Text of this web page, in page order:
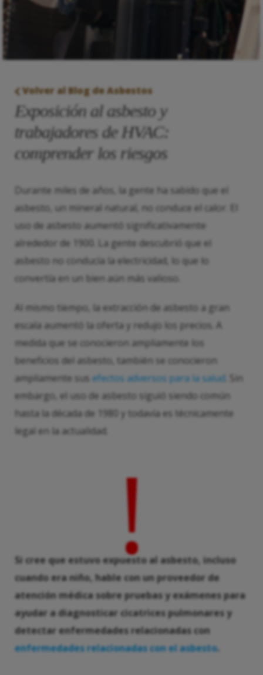
Volver al Blog de Asbestos
Exposición al asbesto y
trabajadores de HVAC:
comprender los riesgos
Durante miles de años, la gente ha sabido que el
asbesto, un mineral natural, no conduce el calor. El
uso de asbesto aumentó significativamente
alrededor de 1900. La gente descubrió que el
asbesto no conducía la electricidad, lo que lo
convertía en un bien aún más valioso.
Al mismo tiempo, la extracción de asbesto a gran
escala aumentó la oferta y redujo los precios. A
medida que se conocieron ampliamente los
beneficios del asbesto, también se conocieron
ampliamente sus efectos adversos para la salud . Sin
embargo, el uso de asbesto siguió siendo común
hasta la década de 1980 y todavía es técnicamente
legal en la actualidad.
!
Si cree que estuvo expuesto al asbesto, incluso
cuando era niño, hable con un proveedor de
atención médica sobre pruebas y exámenes para
ayudar a diagnosticar cicatrices pulmonares y
detectar enfermedades relacionadas con
enfermedades relacionadas con el asbesto.